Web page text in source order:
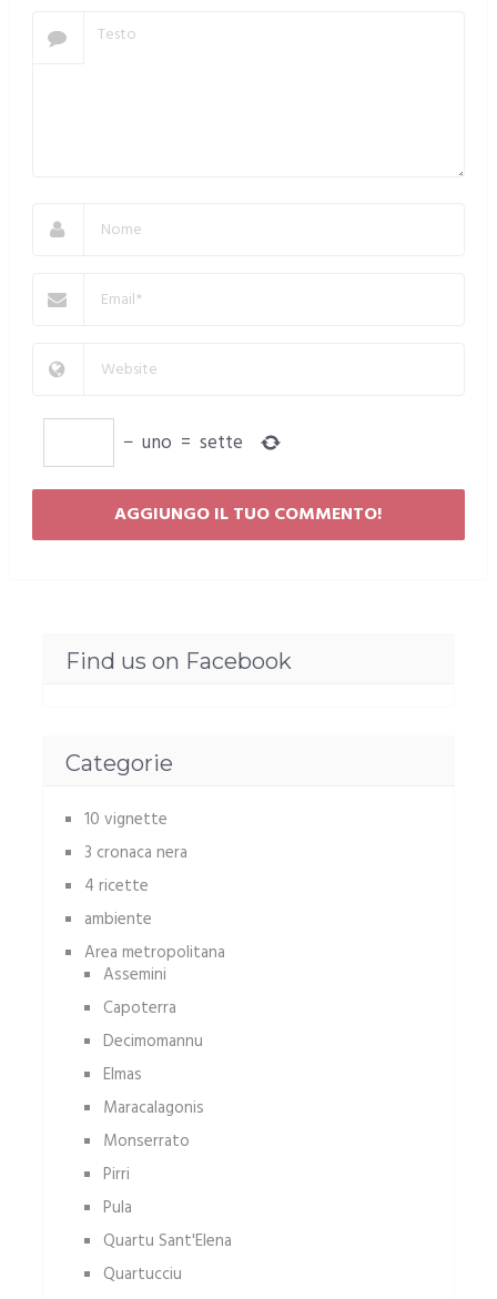
− uno = sette
Find us on Facebook
Categorie
10 vignette
3 cronaca nera
4 ricette
ambiente
Area metropolitana
Assemini
Capoterra
Decimomannu
Elmas
Maracalagonis
Monserrato
Pirri
Pula
Quartu Sant'Elena
Quartucciu